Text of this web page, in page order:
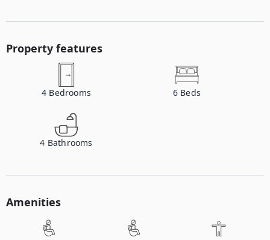
Property features
4 Bedrooms 6 Beds
4 Bathrooms
Amenities